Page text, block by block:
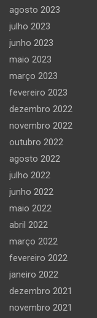
agosto 2023
julho 2023
junho 2023
maio 2023
março 2023
fevereiro 2023
dezembro 2022
novembro 2022
outubro 2022
agosto 2022
julho 2022
junho 2022
maio 2022
abril 2022
março 2022
fevereiro 2022
janeiro 2022
dezembro 2021
novembro 2021